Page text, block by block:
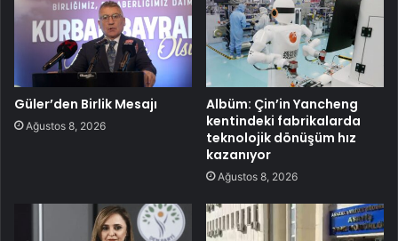
Güler’den Birlik Mesajı
Ağustos 8, 2026
Albüm: Çin’in Yancheng
kentindeki fabrikalarda
teknolojik dönüşüm hız
kazanıyor
Ağustos 8, 2026